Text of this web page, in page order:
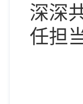
深深
任担